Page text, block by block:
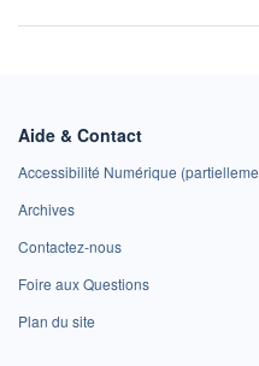
Aide & Contact
Accessibilité Numérique
Archives
Contactez-nous
Foire aux Questions
Plan du site